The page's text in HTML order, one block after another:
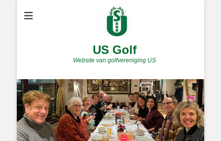
US Golf
Website van golfvereniging US